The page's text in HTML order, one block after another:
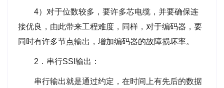
4）对于位数较多，要许多芯电缆，并要确保连
接优良，由此带来工程难度，同样，对于编码器，要
同时有许多节点输出，增加编码器的故障损坏率。
2．串行SSI输出：
串行输出就是通过约定，在时间上有先后的数据